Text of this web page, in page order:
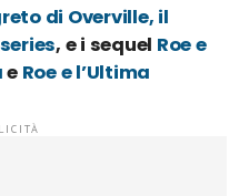
di Overville, il
, e i sequel Roe e
e Roe e l’Ultima